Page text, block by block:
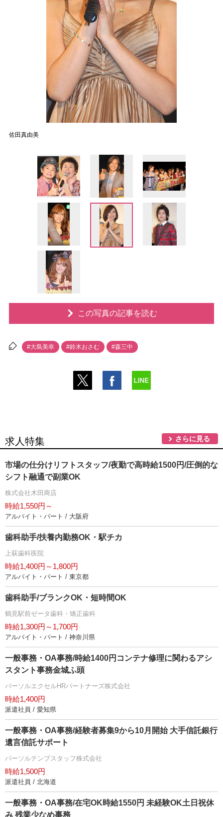
佐田真由美
この写真の記事を読む
#大島美幸 #鈴木おさむ #森三中
求人特集 さらに見る
市場の仕分けリフトスタッフ/夜勤で高時給1500円/圧倒的な
シフト融通で副業OK
株式会社木田商店
時給1,550円～
アルバイト・パート / 大阪府
歯科助手/扶養内勤務OK・駅チカ
上荻歯科医院
時給1,400円～1,800円
アルバイト・パート / 東京都
歯科助手/ブランクOK・短時間OK
鶴見駅前ゼータ歯科・矯正歯科
時給1,300円～1,700円
アルバイト・パート / 神奈川県
一般事務・OA事務/時給1400円コンテナ修理に関わるアシ
スタント事務金城ふ頭
パーソルエクセルHRパートナーズ株式会社
時給1,400円
派遣社員 / 愛知県
一般事務・OA事務/経験者募集9から10月開始 大手信託銀行
言信託サポート
パーソルテンプスタッフ株式会社
時給1,500円
派遣社員 / 北海道
一般事務・OA事務/在宅OK時給1550円 未経験OK土日祝休
み 残業少なめ事務